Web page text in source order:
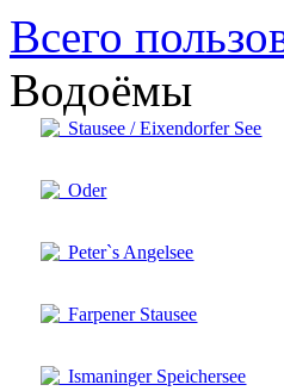
Всего
Водоёмы
Stausee / Eixendorfer See
Oder
Peter`s Angelsee
Farpener Stausee
Ismaninger Speichersee